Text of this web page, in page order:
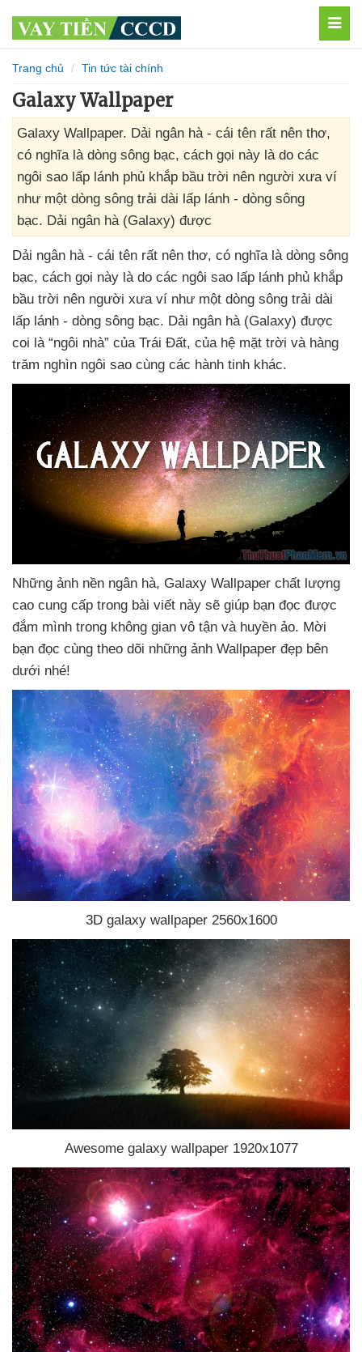
Trang chủ Tin tức tài chính
Galaxy Wallpaper
Galaxy Wallpaper. Dải ngân hà - cái tên rất nên thơ,
có nghĩa là dòng sông bạc, cách gọi này là do các
ngôi sao lấp lánh phủ khắp bầu trời nên người xưa ví
như một dòng sông trải dài lấp lánh - dòng sông
bạc. Dải ngân hà (Galaxy) được
Dải ngân hà - cái tên rất nên thơ, có nghĩa là dòng sông
bạc, cách gọi này là do các ngôi sao lấp lánh phủ khắp
bầu trời nên người xưa ví như một dòng sông trải dài
lấp lánh - dòng sông bạc. Dải ngân hà (Galaxy) được
coi là “ngôi nhà” của Trái Đất, của hệ mặt trời và hàng
trăm nghìn ngôi sao cùng các hành tinh khác.
Những ảnh nền ngân hà, Galaxy Wallpaper chất lượng
cao cung cấp trong bài viết này sẽ giúp bạn đọc được
đắm mình trong không gian vô tận và huyền ảo. Mời
bạn đọc cùng theo dõi những ảnh Wallpaper đẹp bên
dưới nhé!
3D galaxy wallpaper 2560x1600
Awesome galaxy wallpaper 1920x1077